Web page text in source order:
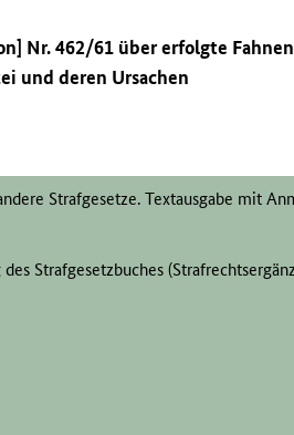
Nr. 462/61 über erfolgte
und deren Ursachen
Strafgesetze. Textausgabe mit
Strafgesetzbuches